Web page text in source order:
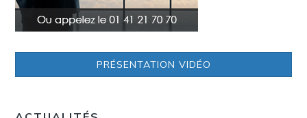
PRÉSENTATION VIDÉO